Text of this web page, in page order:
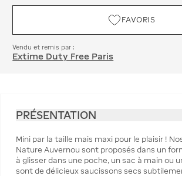
FAVORIS
Vendu et remis par :
Extime Duty Free Paris
PRÉSENTATION
Mini par la taille mais maxi pour le plaisir !
Nature Auvernou sont proposés dans un
à glisser dans une poche, un sac à main ou
sont de délicieux saucissons secs